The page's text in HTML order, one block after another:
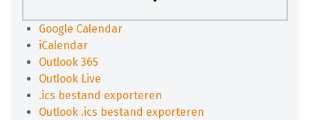
Google Calendar
iCalendar
Outlook 365
Outlook Live
.ics bestand exporteren
Outlook .ics bestand exporteren